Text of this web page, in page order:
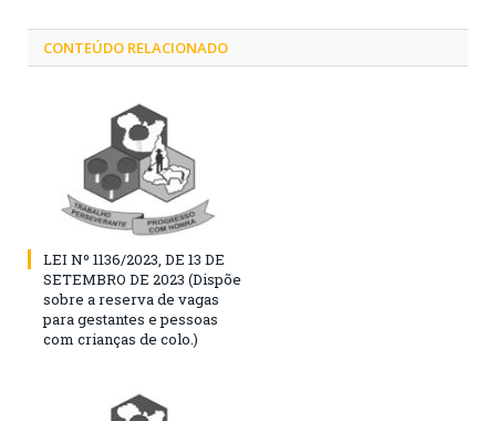
CONTEÚDO RELACIONADO
LEI Nº 1136/2023, DE 13 DE
SETEMBRO DE 2023 (Dispõe
sobre a reserva de vagas
para gestantes e pessoas
com crianças de colo.)